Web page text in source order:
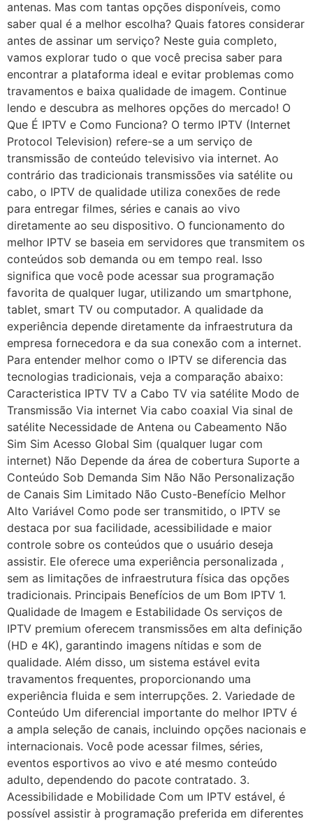
antenas. Mas com tantas opções disponíveis, como
saber qual é a melhor escolha? Quais fatores considerar
antes de assinar um serviço? Neste guia completo,
vamos explorar tudo o que você precisa saber para
encontrar a plataforma ideal e evitar problemas como
travamentos e baixa qualidade de imagem. Continue
lendo e descubra as melhores opções do mercado! O
Que É IPTV e Como Funciona? O termo IPTV (Internet
Protocol Television) refere-se a um serviço de
transmissão de conteúdo televisivo via internet. Ao
contrário das tradicionais transmissões via satélite ou
cabo, o IPTV de qualidade utiliza conexões de rede
para entregar filmes, séries e canais ao vivo
diretamente ao seu dispositivo. O funcionamento do
melhor IPTV se baseia em servidores que transmitem os
conteúdos sob demanda ou em tempo real. Isso
significa que você pode acessar sua programação
favorita de qualquer lugar, utilizando um smartphone,
tablet, smart TV ou computador. A qualidade da
experiência depende diretamente da infraestrutura da
empresa fornecedora e da sua conexão com a internet.
Para entender melhor como o IPTV se diferencia das
tecnologias tradicionais, veja a comparação abaixo:
Caracteristica IPTV TV a Cabo TV via satélite Modo de
Transmissão Via internet Via cabo coaxial Via sinal de
satélite Necessidade de Antena ou Cabeamento Não
Sim Sim Acesso Global Sim (qualquer lugar com
internet) Não Depende da área de cobertura Suporte a
Conteúdo Sob Demanda Sim Não Não Personalização
de Canais Sim Limitado Não Custo-Benefício Melhor
Alto Variável Como pode ser transmitido, o IPTV se
destaca por sua facilidade, acessibilidade e maior
controle sobre os conteúdos que o usuário deseja
assistir. Ele oferece uma experiência personalizada ,
sem as limitações de infraestrutura física das opções
tradicionais. Principais Benefícios de um Bom IPTV 1.
Qualidade de Imagem e Estabilidade Os serviços de
IPTV premium oferecem transmissões em alta definição
(HD e 4K), garantindo imagens nítidas e som de
qualidade. Além disso, um sistema estável evita
travamentos frequentes, proporcionando uma
experiência fluida e sem interrupções. 2. Variedade de
Conteúdo Um diferencial importante do melhor IPTV é
a ampla seleção de canais, incluindo opções nacionais e
internacionais. Você pode acessar filmes, séries,
eventos esportivos ao vivo e até mesmo conteúdo
adulto, dependendo do pacote contratado. 3.
Acessibilidade e Mobilidade Com um IPTV estável, é
possível assistir à programação preferida em diferentes